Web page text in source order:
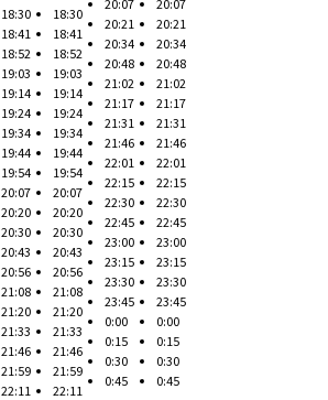
18:30
18:41
18:52
19:03
19:14
19:24
19:34
19:44
19:54
20:07
20:20
20:30
20:43
20:56
21:08
21:20
21:33
21:46
21:59
22:11
18:30
18:41
18:52
19:03
19:14
19:24
19:34
19:44
19:54
20:07
20:20
20:30
20:43
20:56
21:08
21:20
21:33
21:46
21:59
22:11
20:07
20:21
20:34
20:48
21:02
21:17
21:31
21:46
22:01
22:15
22:30
22:45
23:00
23:15
23:30
23:45
0:00
0:15
0:30
0:45
20:07
20:21
20:34
20:48
21:02
21:17
21:31
21:46
22:01
22:15
22:30
22:45
23:00
23:15
23:30
23:45
0:00
0:15
0:30
0:45